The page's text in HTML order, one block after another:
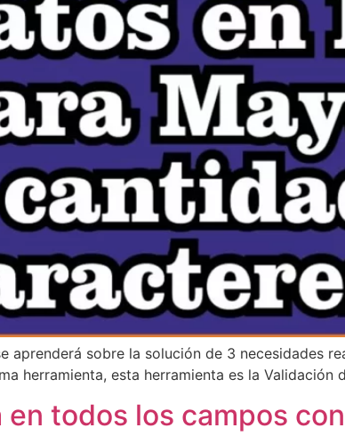
aprenderá sobre la solución de 3 necesidades
herramienta, esta herramienta es la Validación
en todos los campos